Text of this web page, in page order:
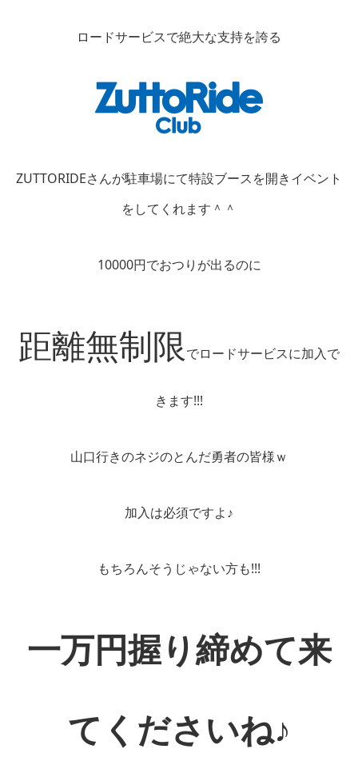
ロードサービスで絶大な支持を誇る
ZUTTORIDEさんが駐車場にて特設ブースを開きイベント
をしてくれます＾＾
10000円でおつりが出るのに
距離無制限 でロードサービスに加入で
きます!!!
山口行きのネジのとんだ勇者の皆様ｗ
加入は必須ですよ♪
もちろんそうじゃない方も!!!
一万円握り締めて来
てくださいね♪